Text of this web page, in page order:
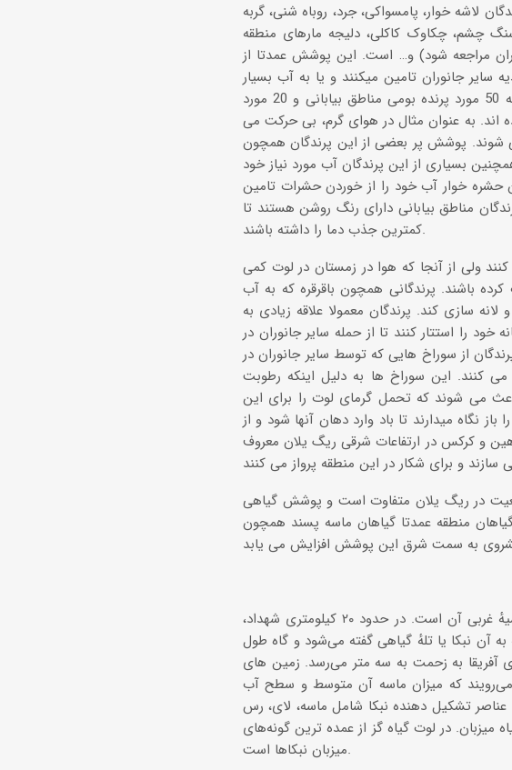
لاشه خوار، پامسواکی، جرد، روباه شنی، گربه
چشم، چکاوک کاکلی، دلیجه مارهای منطقه
مراجعه شود) و… است. این پوشش عمدتا از
جانوران تامین میکنند و یا به آب بسیار
کمی نیاز دارند. تا کنون 70 گونه پرنده در لوت شناسایی شده اند که 50 مورد پرنده بومی مناطق بیابانی و 20 مورد
اند. به عنوان مثال در هوای گرم، بی حرکت می
شوند. پوشش پر بعضی از این پرندگان همچون
بسیاری از این پرندگان آب مورد نیاز خود
حشره خوار آب خود را از خوردن حشرات تامین
مناطق بیابانی دارای رنگ روشن هستند تا
کمترین جذب دما را داشته باشند.
ولی از آنجا که هوا در زمستان در لوت کمی
باشند. پرندگانی همچون باقرقره که به آب
آبی فاصله بگیرد و لانه سازی کند. پرندگان معمولا علاقه زیادی به
را استتار کنند تا از حمله سایر جانوران در
از سوراخ هایی که توسط سایر جانوران در
می کنند. این سوراخ ها به دلیل اینکه رطوبت
می شوند که تحمل گرمای لوت را برای این
نگاه میدارند تا باد وارد دهان آنها شود و از
و کرکس در ارتفاعات شرقی ریگ یلان معروف
در ریگ یلان متفاوت است و پوشش گیاهی
منطقه عمدتا گیاهان ماسه پسند همچون
یکی دیگر از عوارض استثنایی لوت، وجود گونه‌ای از نبکاها در حاشیهٔ غربی آن است. در حدود ۲۰ کیلومتری شهداد،
آن نبکا یا تلهٔ گیاهی گفته می‌شود و گاه طول
آفریقا به زحمت به سه متر می‌رسد. زمین ‌های
می‌رویند که میزان ماسه آن متوسط و سطح آب
عناصر تشکیل دهنده نبکا شامل ماسه، لای، رس
میزبان. در لوت گیاه گز از عمده ‌ترین گونه‌های
میزبان نبکاها است.